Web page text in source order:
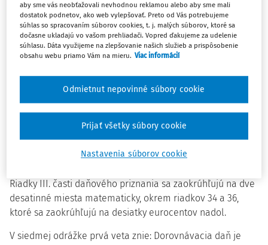
724.
Zákonom č. 384/2025 Z. z., ktorým sa mení a dopĺňa zákon
č. 563/2009 Z. z. o správe daní (daňový poriadok) a o
zmene a doplnení niektorých zákonov v znení neskorších
predpisov (ďalej len „Daňový poriadok“), sa upravil § 161
Daňového poriadku v oblasti zaokrúhľovania a z
aplikačnej praxe vyplynuli ďalšie požiadavky na
priznania k dorovnávacej dani.
Poučenie k daňovému priznaniu k dorovnávacej dani sa v
Riadky III. časti daňového priznania sa zaokrúhľujú na dve
desatinné miesta matematicky, okrem riadkov 34 a 36,
ktoré sa zaokrúhľujú na desiatky eurocentov nadol.
V siedmej odrážke prvá veta znie: Dorovnávacia daň je
aby sme vás neobťažovali nevhodnou reklamou alebo aby sme mali
dostatok podnetov, ako web vylepšovať. Preto od Vás potrebujeme
súhlas so spracovaním súborov cookies, t. j. malých súborov, ktoré sa
dočasne ukladajú vo vašom prehliadači. Vopred ďakujeme za udelenie
súhlasu. Dáta využijeme na zlepšovanie našich služieb a prispôsobenie
obsahu webu priamo Vám na mieru. Viac informácií
Nastavenia súborov cookie
Odmietnut nepovinné súbory cookie
Prijať všetky súbory cookie